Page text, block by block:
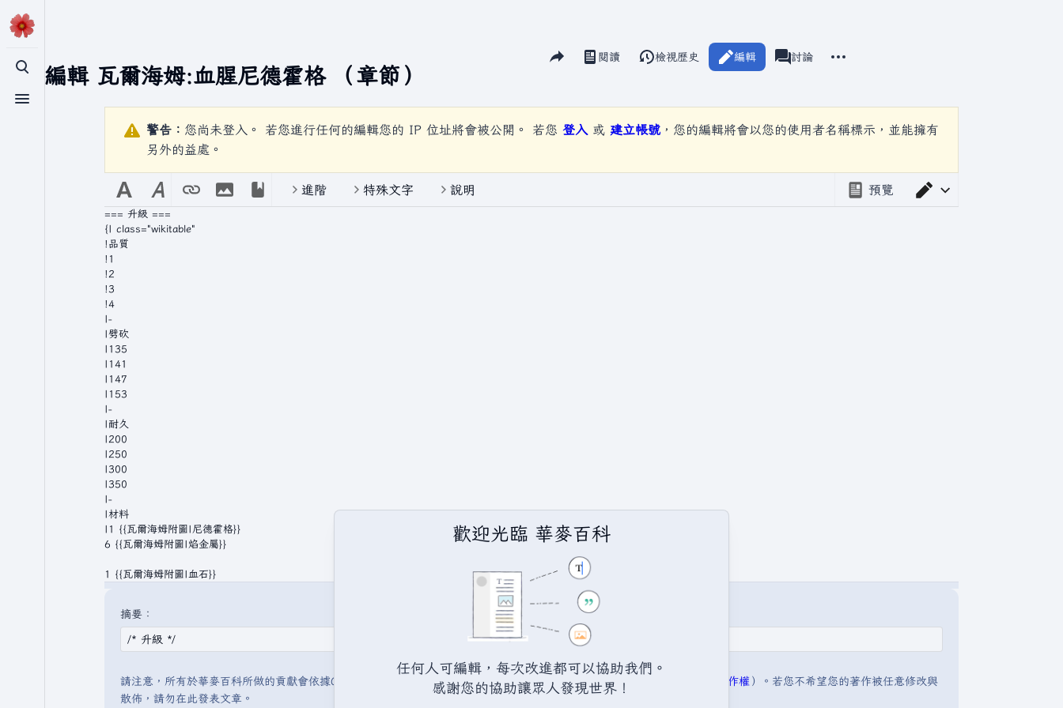
切換搜尋
切換選單
正在編輯 瓦爾海姆:血腥尼德霍格（章節）
分享此頁面
視圖閱讀 編輯
檢視歷史 associated-pages
瓦爾海姆
討論
警告： 您尚未登入。 若您進行任何的編輯您的 IP 位址將會被公開。 若您 登入 或 建立帳號 ，您的編輯將會以您的使用者名稱標示，並能擁有
另外的益處。
預覽
切換編輯器
進階 特殊文字 說明
摘要：
請注意，所有於華麥百科所做的貢獻會依據CC BY-SA（創用CC 姓名標示─相同方式分享）授權條款發佈（詳情請見 說明:著作權 ）。若您不希望您的著作被任意修改與
散佈，請勿在此發表文章。
歡迎光臨 華麥百科
任何人可編輯，每次改進都可以協助我們。
感謝您的協助讓眾人發現世界！